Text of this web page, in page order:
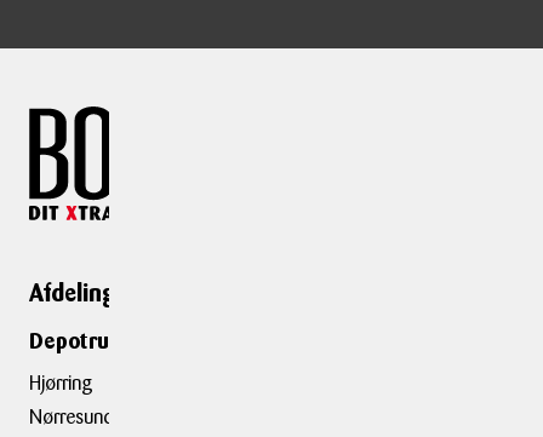
Afdelinger
Depotrumsafdelinger
Hjørring
Nørresundby